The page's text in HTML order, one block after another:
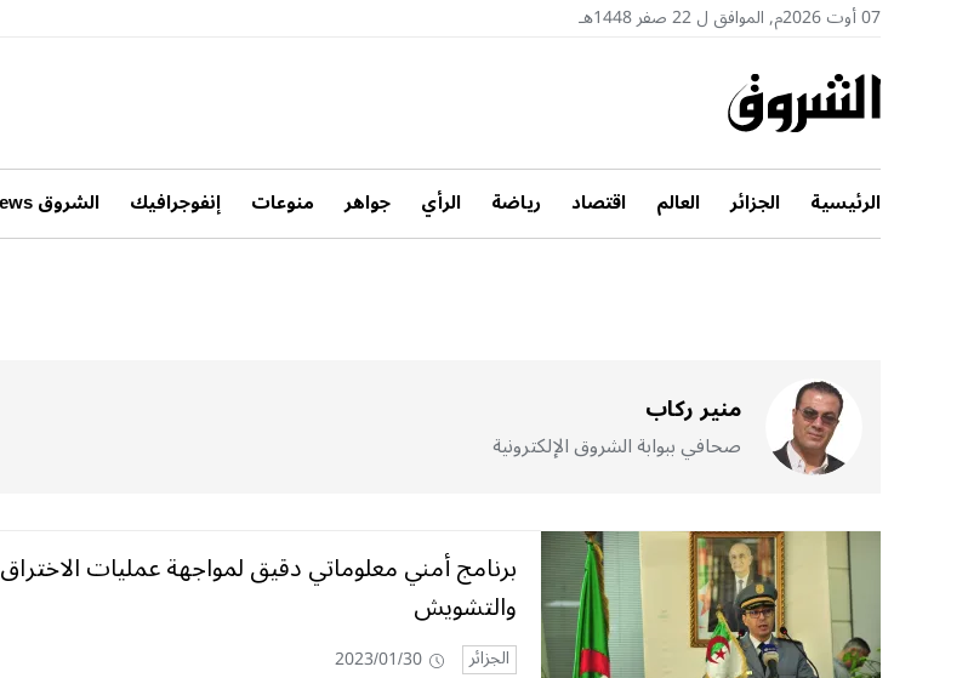
07 أوت 2026م, الموافق ل 22 صفر 1448هـ
الرئيسية الجزائر العالم اقتصاد رياضة الرأي جواهر منوعات إنفوجرافيك الشروق News
منير ركاب
صحافي ببوابة الشروق الإلكترونية
برنامج أمني معلوماتي دقيق لمواجهة عمليات الاختراق
والتشويش
الجزائر 2023/01/30